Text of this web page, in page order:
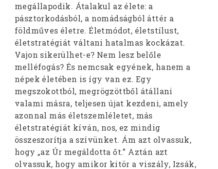
megállapodik. Átalakul az élete: a
pásztorkodásból, a nomádságból áttér a
földműves életre. Életmódot, életstílust,
életstratégiát váltani hatalmas kockázat.
Vajon sikerülhet-e? Nem lesz belőle
melléfogás? És nemcsak egyének, hanem a
népek életében is így van ez. Egy
megszokottból, megrögzöttből átállani
valami másra, teljesen újat kezdeni, amely
azonnal más életszemléletet, más
életstratégiát kíván, nos, ez mindig
összeszorítja a szívünket. Ám azt olvassuk,
hogy „az Úr megáldotta őt.” Aztán azt
olvassuk, hogy amikor kitör a viszály, Izsák,